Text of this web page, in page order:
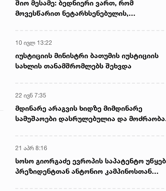
შიო მესამე: ბედნიერი ვართ, რომ
მოვესწარით ნეტარხსენებულის,
10 ივლ 13:22
იუსტიციის მინისტრი ბათუმის იუსტიციის
სახლის თანამშრომლებს შეხვდა
22 ივნ 7:35
მდინარე არაგვის ხიდზე მიმდინარე
სამუშაოები დასრულებულია და მოძრაობა
21 აპრ 8:16
სოსო გიორგაძე ევროპის საპატენტო
პრეზიდენტთან ანტონიო კამპინოსთან